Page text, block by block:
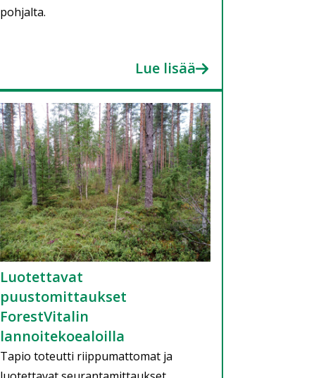
pohjalta.
Lue lisää
Luotettavat
puustomittaukset
ForestVitalin
lannoitekoealoilla
Tapio toteutti riippumattomat ja